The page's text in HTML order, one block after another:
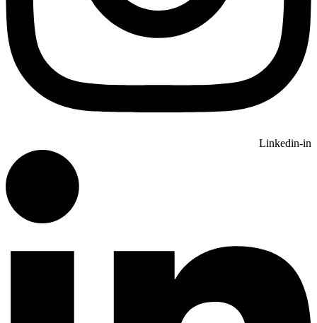
Linkedin-in